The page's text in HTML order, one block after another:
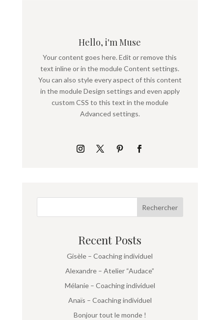
Hello, i'm Muse
Your content goes here. Edit or remove this
text inline or in the module Content settings.
You can also style every aspect of this content
in the module Design settings and even apply
custom CSS to this text in the module
Advanced settings.
Rechercher
Recent Posts
Gisèle – Coaching individuel
Alexandre – Atelier “Audace”
Mélanie – Coaching individuel
Anaïs – Coaching individuel
Bonjour tout le monde !